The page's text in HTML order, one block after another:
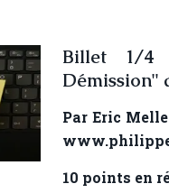
Billet 1/4
Démission"
Par Eric
10 points en